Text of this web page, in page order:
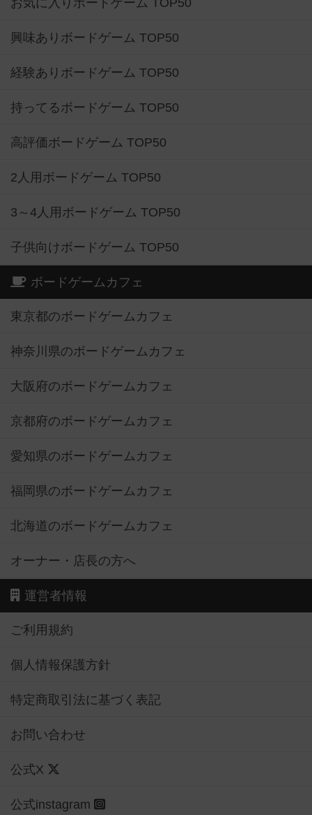
お気に入りボードゲーム TOP50
興味ありボードゲーム TOP50
経験ありボードゲーム TOP50
持ってるボードゲーム TOP50
高評価ボードゲーム TOP50
2人用ボードゲーム TOP50
3～4人用ボードゲーム TOP50
子供向けボードゲーム TOP50
ボードゲームカフェ
東京都のボードゲームカフェ
神奈川県のボードゲームカフェ
大阪府のボードゲームカフェ
京都府のボードゲームカフェ
愛知県のボードゲームカフェ
福岡県のボードゲームカフェ
北海道のボードゲームカフェ
オーナー・店長の方へ
運営者情報
ご利用規約
個人情報保護方針
特定商取引法に基づく表記
お問い合わせ
公式X
公式instagram